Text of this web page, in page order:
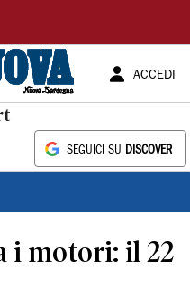
ACCEDI
SEGUICI SU DISCOVER
i motori: il 22